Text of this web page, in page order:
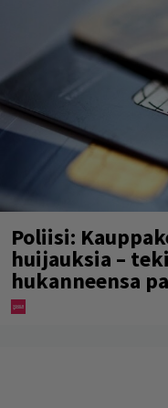
Poliisi:
huijauksia –
hukanneensa